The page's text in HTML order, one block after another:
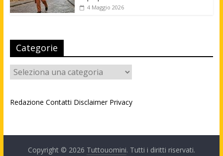
4 Maggio 2026
Categorie
Categorie
Redazione Contatti Disclaimer Privacy
Copyright © 2026 Tuttouomini. Tutti i diritti riservati.